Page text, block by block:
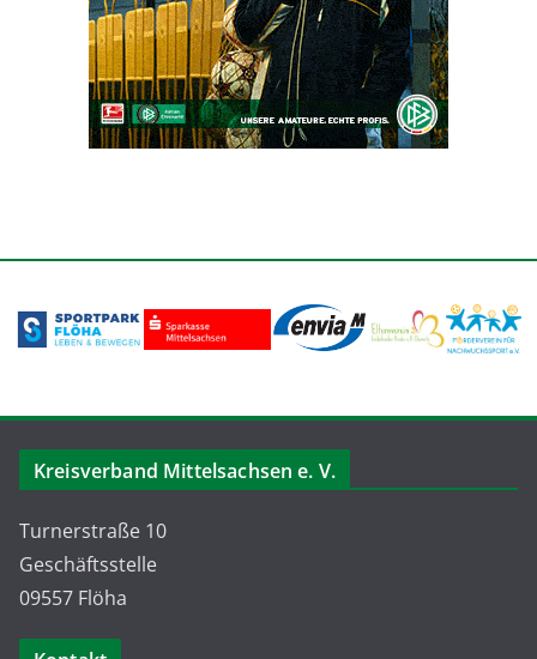
Kreisverband Mittelsachsen e. V.
Turnerstraße 10
Geschäftsstelle
09557 Flöha